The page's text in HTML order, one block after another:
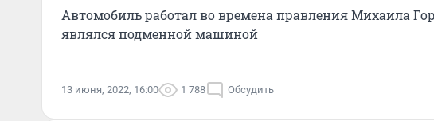
Автомобиль работал во времена правления Михаила
являлся подменной машиной
13 июня, 2022, 16:00 1 788 Обсудить